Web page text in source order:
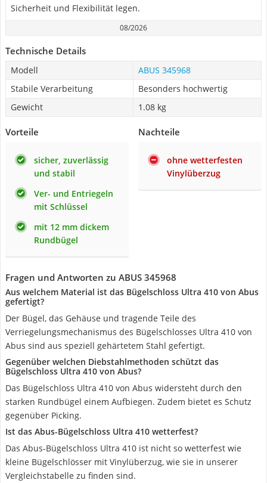
Sicherheit und Flexibilität legen.
08/2026
Technische Details
Modell
ABUS 345968
Stabile Verarbeitung
Besonders hochwertig
Gewicht
1.08 kg
Vorteile
sicher, zuverlässig
und stabil
Ver- und Entriegeln
mit Schlüssel
mit 12 mm dickem
Rundbügel
Nachteile
ohne wetterfesten
Vinylüberzug
Fragen und Antworten zu ABUS 345968
Aus welchem Material ist das Bügelschloss Ultra 410 von Abus
gefertigt?
Der Bügel, das Gehäuse und tragende Teile des
Verriegelungsmechanismus des Bügelschlosses Ultra 410 von
Abus sind aus speziell gehärtetem Stahl gefertigt.
Gegenüber welchen Diebstahlmethoden schützt das
Bügelschloss Ultra 410 von Abus?
Das Bügelschloss Ultra 410 von Abus widersteht durch den
starken Rundbügel einem Aufbiegen. Zudem bietet es Schutz
gegenüber Picking.
Ist das Abus-Bügelschloss Ultra 410 wetterfest?
Das Abus-Bügelschloss Ultra 410 ist nicht so wetterfest wie
kleine Bügelschlösser mit Vinylüberzug, wie sie in unserer
Vergleichstabelle zu finden sind.